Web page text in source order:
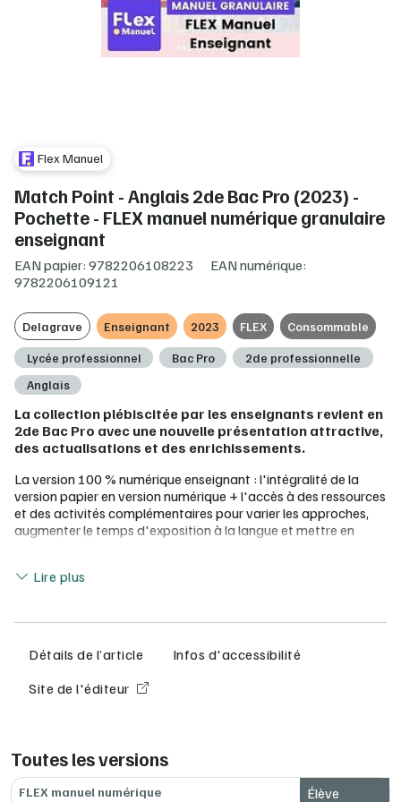
Flex Manuel
Match Point - Anglais 2de Bac Pro (2023) -
Pochette - FLEX manuel numérique granulaire
enseignant
EAN papier: 9782206108223
EAN numérique:
9782206109121
Delagrave Enseignant 2023 FLEX Consommable
Lycée professionnel Bac Pro
2de professionnelle
Anglais
La collection plébiscitée par les enseignants revient en
2de Bac Pro avec une nouvelle présentation attractive,
des actualisations et des enrichissements.
La version 100 % numérique enseignant : l'intégralité de la
version papier en version numérique + l'accès à des ressources
et des activités complémentaires pour varier les approches,
augmenter le temps d'exposition à la langue et mettre en
Des vidéos
Le livre du professeur au format pdf à télécharger
gratuitement
Flex Manuel, le manuel granulaire nouvelle génération
accessible à tous les élèves :
créez et partagez vos propres
grâce à une
Lire plus
Détails de l’article
Infos d'accessibilité
Site de l'éditeur
Toutes les versions
Élève
FLEX manuel numérique